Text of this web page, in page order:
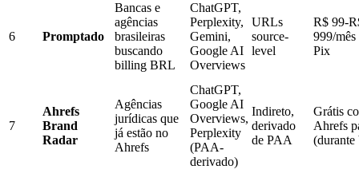
6 Promptado
Bancas e
agências
brasileiras
buscando
billing BRL
ChatGPT,
Perplexity,
Gemini,
Google AI
Overviews
URLs
source-
level
R$ 99-
999/
Pix
7
Ahrefs
Brand
Radar
Agências
jurídicas que
já estão no
Ahrefs
ChatGPT,
Google AI
Overviews,
Perplexity
(PAA-
derivado)
Indireto,
derivado
de PAA
Grátis
Ahrefs
(durante